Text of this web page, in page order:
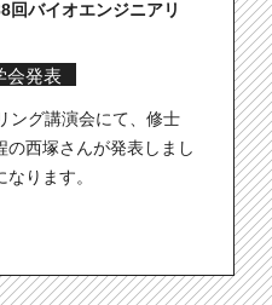
回バイオエンジニアリ
会発表
ング講演会にて、修士
の西塚さんが発表しまし
ります。